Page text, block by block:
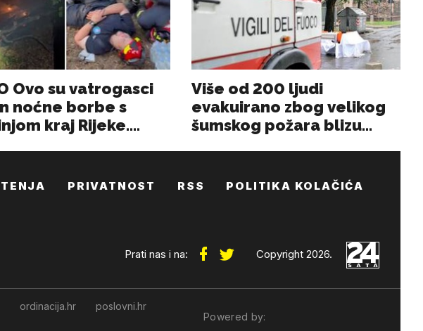
PRIVATNOST RSS POLITIKA KOLAČIĆA
Prati nas i na: Copyright 2026.
ordinacija.hr
poslovni.hr
Powered by: